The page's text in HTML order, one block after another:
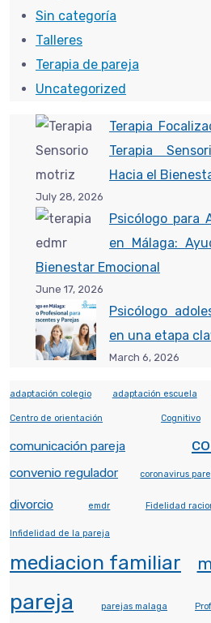
Sin categoría
Talleres
Terapia de pareja
Uncategorized
Terapia
Terapia
Hacia el
July 28, 2026
Psicólogo para
en Málaga:
Bienestar Emocional
June 17, 2026
Psicólogo
en una etapa
March 6, 2026
adaptación colegio adaptación escuela
Centro de orientación Cognitivo
comunicación pareja
convenio regulador coronavirus
divorcio emdr Fidelidad
Infidelidad de la pareja
mediacion familiar
pareja parejas malaga